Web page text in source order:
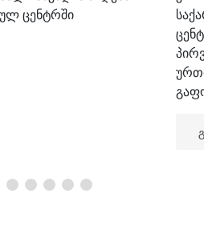
ცენტრში